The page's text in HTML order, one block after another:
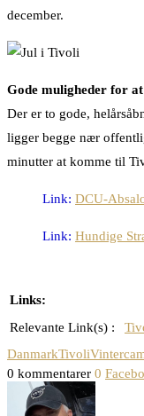
december.
Gode muligheder for
Der er to gode,
ligger begge nær
minutter at komme til
Link: DCU-
Link: Hundige
Links:
Relevante Link(s) :
DanmarkTivoli
0 kommentarer 0